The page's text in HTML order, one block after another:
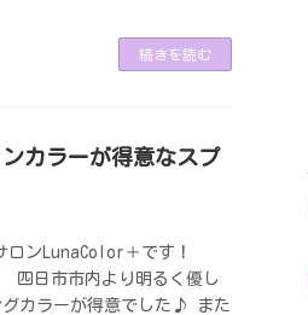
続きを読む
カラーが得意なスプ
ロンLunaColor＋です！
四日市市内より明るく優し
カラーが得意でした♪ また